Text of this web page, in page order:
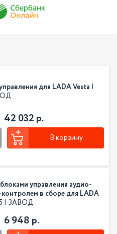
для LADA Vesta |
42 032 р.
В корзину
управления аудио-
в сборе для LADA
| ЗАВОД
6 948 р.